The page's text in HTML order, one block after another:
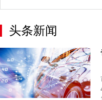
头条新闻